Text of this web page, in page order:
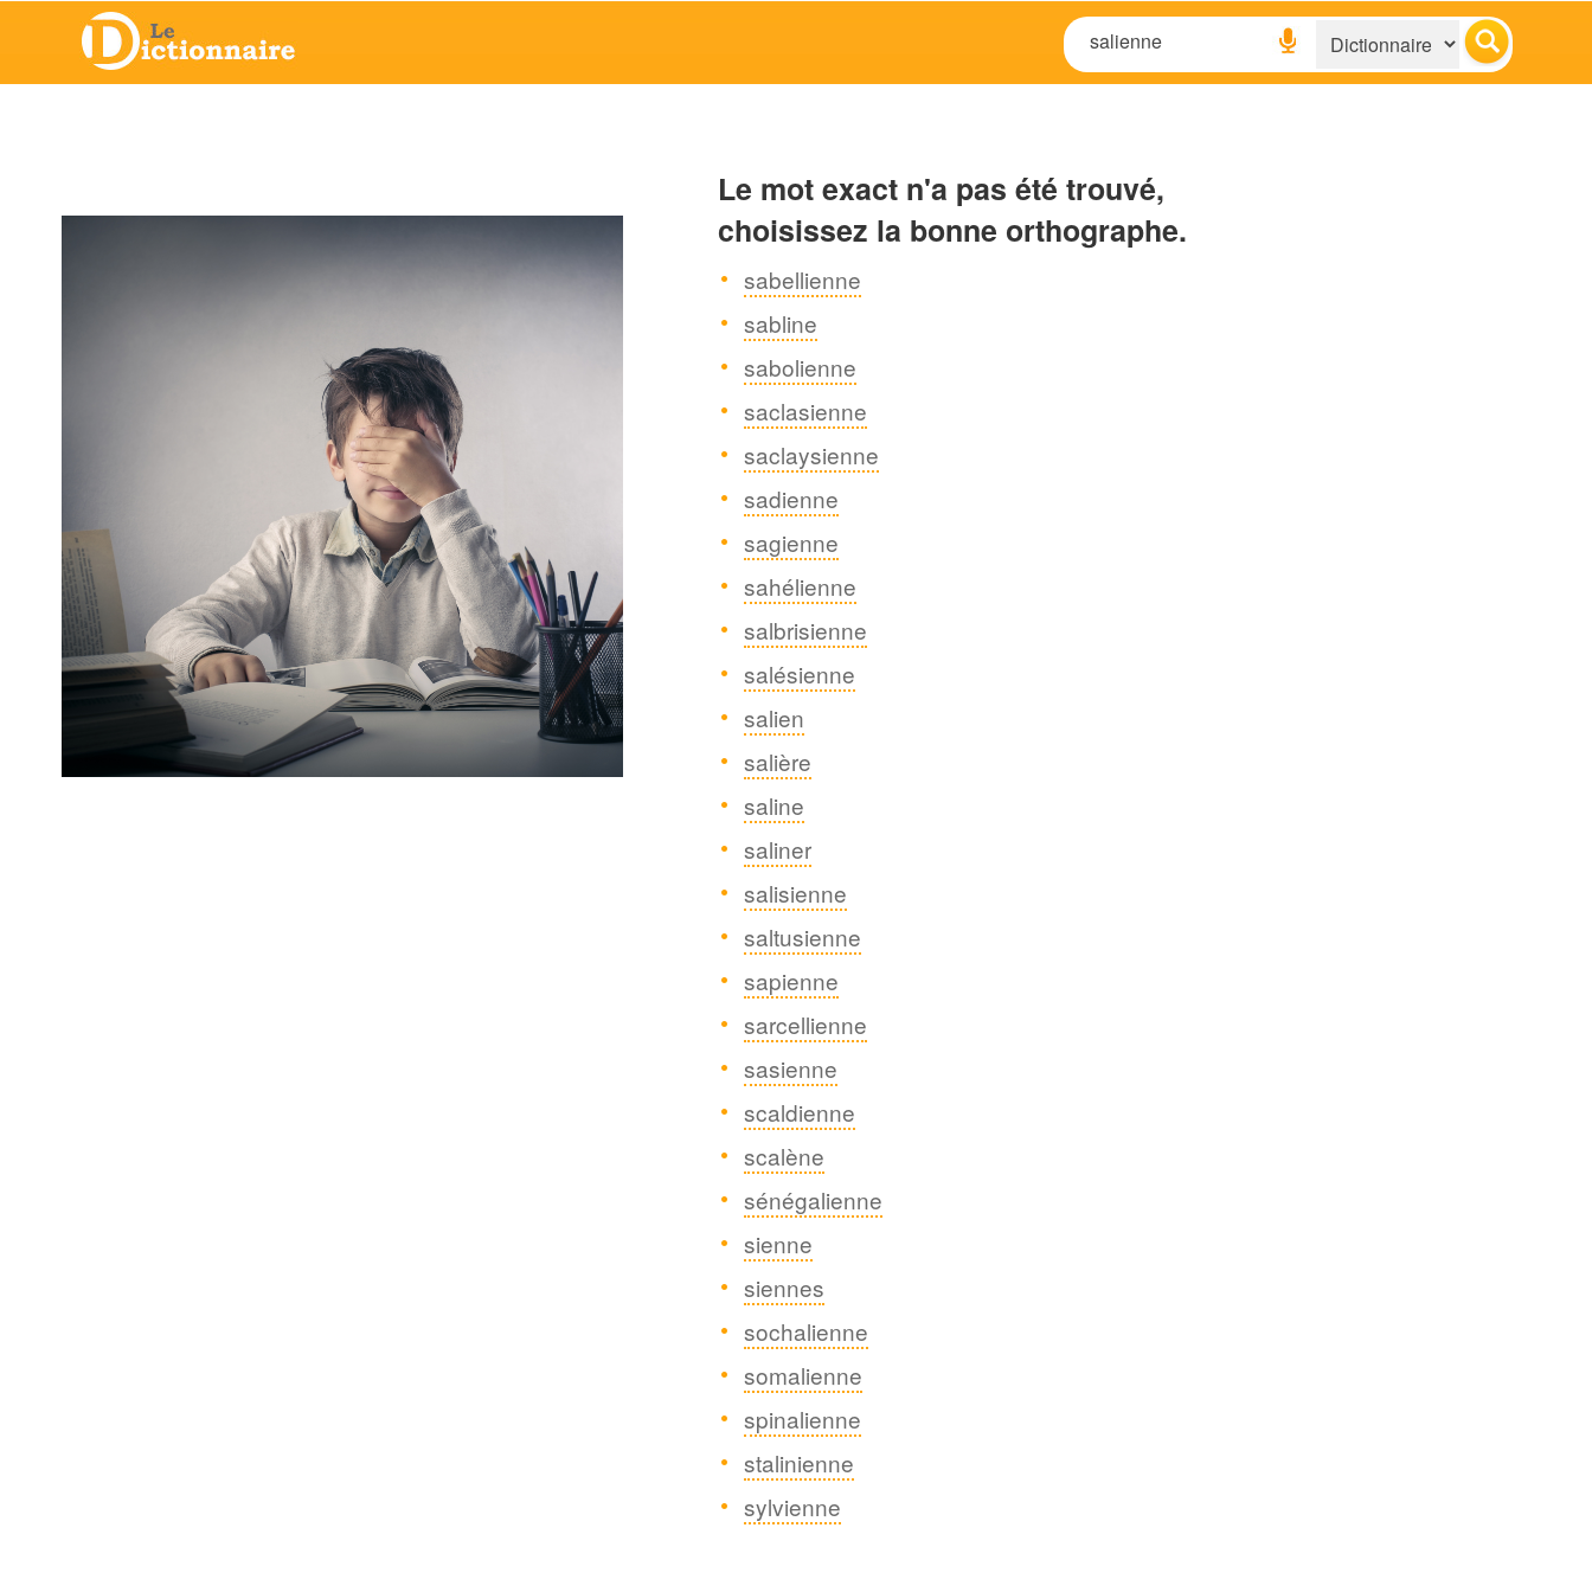
Le mot exact n'a pas été trouvé,
choisissez la bonne orthographe.
sabellienne
sabline
sabolienne
saclasienne
saclaysienne
sadienne
sagienne
sahélienne
salbrisienne
salésienne
salien
salière
saline
saliner
salisienne
saltusienne
sapienne
sarcellienne
sasienne
scaldienne
scalène
sénégalienne
sienne
siennes
sochalienne
somalienne
spinalienne
stalinienne
sylvienne